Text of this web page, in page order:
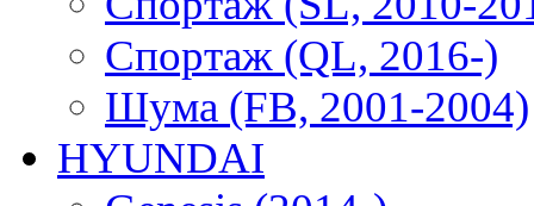
Спортаж (QL, 2016-)
Шума (FB, 2001-2004)
HYUNDAI